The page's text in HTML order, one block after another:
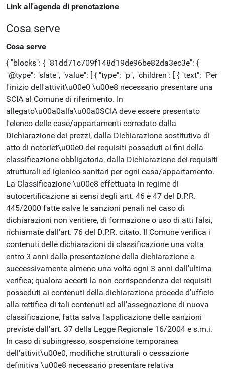
Link all'agenda di prenotazione
Cosa serve
Cosa serve
{ "blocks": { "81dd71c709f148d19de96be82da3ec3e": {
"@type": "slate", "value": [ { "type": "p", "children": [ { "text": "Per
l'inizio dell'attivit\u00e0 \u00e8 necessario presentare una
SCIA al Comune di riferimento. In
allegato\u00a0alla\u00a0SCIA deve essere presentato
l'elenco delle case/appartamenti corredato dalla
Dichiarazione dei prezzi, dalla Dichiarazione sostitutiva di
atto di notoriet\u00e0 dei requisiti posseduti ai fini della
classificazione obbligatoria, dalla Dichiarazione dei requisiti
strutturali ed igienico-sanitari per ogni casa/appartamento.
La Classificazione \u00e8 effettuata in regime di
autocertificazione ai sensi degli artt. 46 e 47 del D.P.R.
445/2000 fatte salve le sanzioni penali nel caso di
dichiarazioni non veritiere, di formazione o uso di atti falsi,
richiamate dall'art. 76 del D.P.R. citato. Il Comune verifica i
contenuti delle dichiarazioni di classificazione una volta
entro 3 anni dalla presentazione della dichiarazione e
successivamente almeno una volta ogni 3 anni dall'ultima
verifica; qualora accerti la non corrispondenza dei requisiti
posseduti ai contenuti della dichiarazione procede d'ufficio
alla rettifica di tali contenuti ed all'assegnazione di nuova
classificazione, fatta salva l'applicazione delle sanzioni
previste dall'art. 37 della Legge Regionale 16/2004 e s.m.i.
In caso di subingresso, sospensione temporanea
dell'attivit\u00e0, modifiche strutturali o cessazione
definitiva \u00e8 necessario presentare relativa